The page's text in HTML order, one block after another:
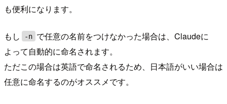
も便利になります。
もし -n で任意の名前をつけなかった場合は、Claudeに
よって自動的に命名されます。
ただこの場合は英語で命名されるため、日本語がいい場合は
任意に命名するのがオススメです。